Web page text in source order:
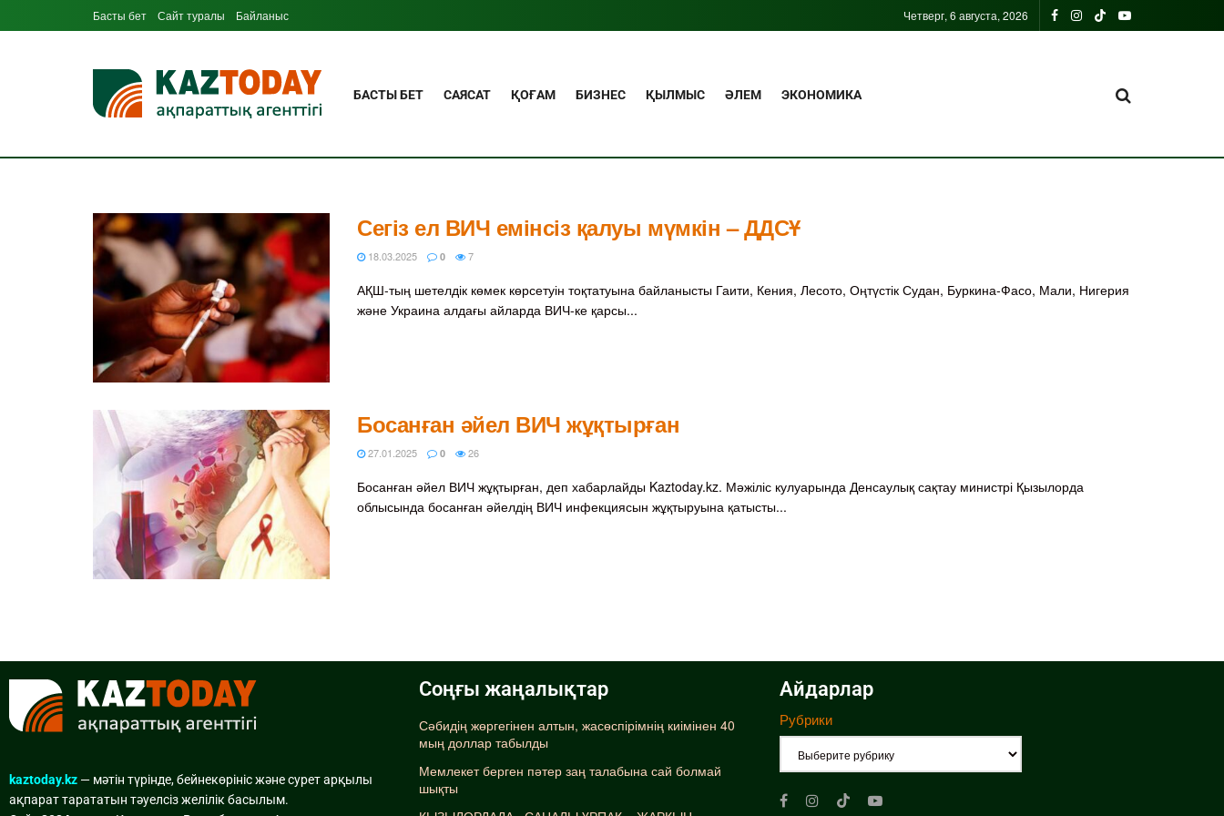
Басты бет Сайт туралы Байланыс Четверг, 6 августа, 2026
БАСТЫ БЕТ САЯСАТ ҚОҒАМ БИЗНЕС ҚЫЛМЫС ӘЛЕМ ЭКОНОМИКА
Сегіз ел ВИЧ емінсіз қалуы мүмкін – ДДСҰ
18.03.2025 0 7
АҚШ-тың шетелдік көмек көрсетуін тоқтатуына байланысты Гаити, Кения, Лесото, Оңтүстік Судан, Буркина-Фасо, Мали, Нигерия
және Украина алдағы айларда ВИЧ-ке қарсы...
Босанған әйел ВИЧ жұқтырған
27.01.2025 0 26
Босанған әйел ВИЧ жұқтырған, деп хабарлайды Kaztoday.kz. Мәжіліс кулуарында Денсаулық сақтау министрі Қызылорда
облысында босанған әйелдің ВИЧ инфекциясын жұқтыруына қатысты...
kaztoday.kz — мәтін түрінде, бейнекөрініс және сурет арқылы
ақпарат тарататын тәуелсіз желілік басылым.
Соңғы жаңалықтар
Сәбидің жөргегінен алтын, жасөспірімнің киімінен 40
мың доллар табылды
Мемлекет берген пәтер заң талабына сай болмай
шықты
Айдарлар
Рубрики